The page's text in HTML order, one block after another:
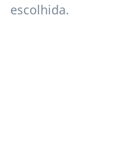
escolhida.